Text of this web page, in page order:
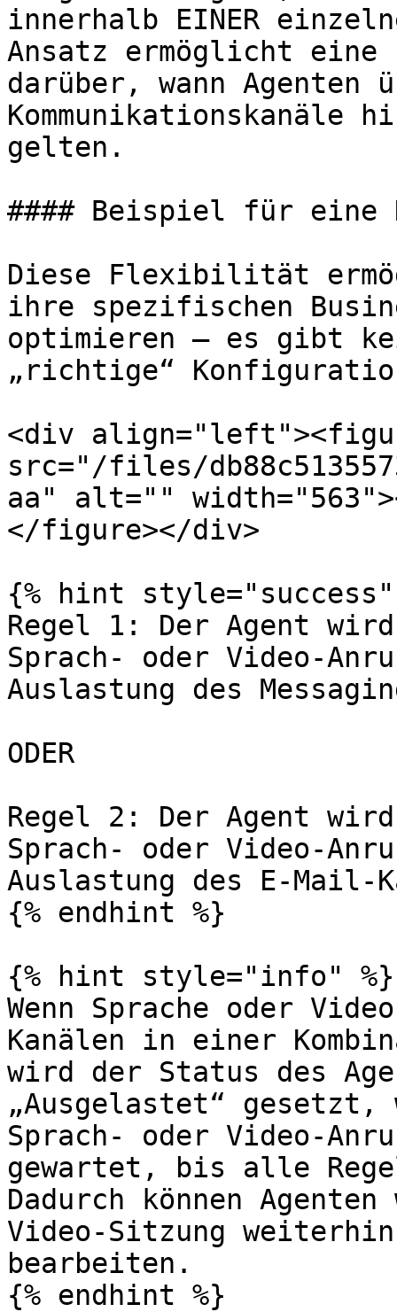
innerhalb EINER
Ansatz ermöglicht
darüber, wann Agenten
Kommunikationskanäle
gelten.
#### Beispiel für eine
Diese Flexibilität
ihre spezifischen
optimieren – es gibt
„richtige“
<div
src="/files/
aa" alt=""
</figure></div>
{% hint style="success"
Regel 1: Der Agent
Sprach- oder Video-
Auslastung des
ODER
Regel 2: Der Agent
Sprach- oder Video-
Auslastung des E-Mail-
{% endhint %}
{% hint style="info" %}
Wenn Sprache oder
Kanälen in einer
wird der Status des
„Ausgelastet“ gesetzt,
Sprach- oder Video-
gewartet, bis alle
Dadurch können
Video-Sitzung
bearbeiten.
{% endhint %}